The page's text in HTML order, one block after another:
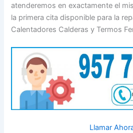
atenderemos en exactamente el
la primera cita disponible para la
Calentadores Calderas y Termos
Llamar